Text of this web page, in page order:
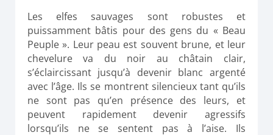
Les elfes sauvages sont robustes et
puissamment bâtis pour des gens du « Beau
Peuple ». Leur peau est souvent brune, et leur
chevelure va du noir au châtain clair,
s’éclaircissant jusqu’à devenir blanc argenté
avec l’âge. Ils se montrent silencieux tant qu’ils
ne sont pas qu’en présence des leurs, et
peuvent rapidement devenir agressifs
lorsqu’ils ne se sentent pas à l’aise. Ils